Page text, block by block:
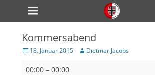
zum
Inhalt
Primärmenü
Kommersabend
Veröffentlicht
18. Januar 2015 Author
Dietmar Jacobs
Kommersabend
00:00 – 00:00